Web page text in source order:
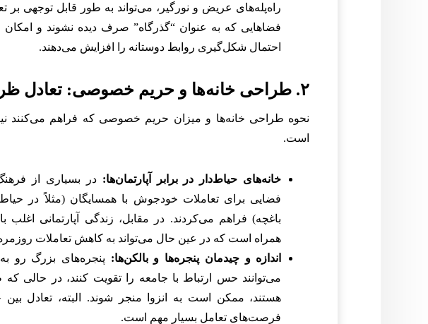
راه‌پله‌های عریض و نورگیر، می‌تواند به طور قابل توجهی بر
فضاهایی که به عنوان “گذرگاه” صرف دیده نشوند و امکان
احتمال شکل‌گیری روابط دوستانه را افزایش می‌دهند.
۲. طراحی خانه‌ها و حریم خصوصی: تعادل ظریف
نحوه طراحی خانه‌ها و میزان حریم خصوصی که فراهم می‌کنند
است.
خانه‌های حیاط‌دار در برابر آپارتمان‌ها: در بسیاری از
فضایی برای تعاملات خودجوش با همسایگان (مثلاً در
باغچه) فراهم می‌کردند. در مقابل، زندگی آپارتمانی
همراه است که در عین حال می‌تواند به کاهش تعاملات
اندازه و چیدمان پنجره‌ها و بالکن‌ها: پنجره‌های بزرگ رو
می‌توانند حس ارتباط با جامعه را تقویت کنند، در حالی
هستند، ممکن است به انزوا منجر شوند. البته، تعادل
فرصت‌های تعامل بسیار مهم است.